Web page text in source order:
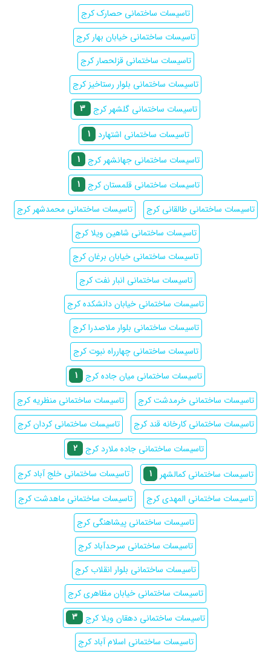
تاسیسات ساختمانی حصارک کرج
تاسیسات ساختمانی خیابان بهار کرج
تاسیسات ساختمانی قزلحصار کرج
تاسیسات ساختمانی بلوار رستاخیز کرج
تاسیسات ساختمانی گلشهر کرج
3
تاسیسات ساختمانی اشتهارد
1
تاسیسات ساختمانی جهانشهر کرج 1
تاسیسات ساختمانی قلمستان کرج
1
تاسیسات ساختمانی طالقانی کرج
تاسیسات ساختمانی محمدشهر کرج
تاسیسات ساختمانی شاهین ویلا کرج
تاسیسات ساختمانی خیابان برغان کرج
تاسیسات ساختمانی انبار نفت کرج
تاسیسات ساختمانی خیابان دانشکده کرج
تاسیسات ساختمانی بلوار ملاصدرا کرج
تاسیسات ساختمانی چهارراه نبوت کرج
تاسیسات ساختمانی میان جاده کرج
1
تاسیسات ساختمانی خرمدشت کرج
تاسیسات ساختمانی منظریه کرج
تاسیسات ساختمانی کارخانه قند کرج
تاسیسات ساختمانی کردان کرج
تاسیسات ساختمانی جاده ملارد کرج
2
تاسیسات ساختمانی کمالشهر
1
تاسیسات ساختمانی خلج آباد کرج
تاسیسات ساختمانی المهدی کرج
تاسیسات ساختمانی ماهدشت کرج
تاسیسات ساختمانی پیشاهنگی کرج
تاسیسات ساختمانی سرحدآباد کرج
تاسیسات ساختمانی بلوار انقلاب کرج
تاسیسات ساختمانی خیابان مظاهری کرج
تاسیسات ساختمانی دهقان ویلا کرج 3
تاسیسات ساختمانی اسلام آباد کرج